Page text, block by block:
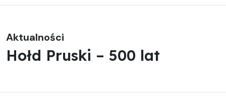
Aktualności
Hołd Pruski – 500 lat